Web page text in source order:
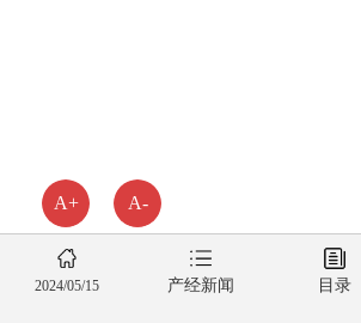
A+ A-
2024/05/15 产经新闻 目录